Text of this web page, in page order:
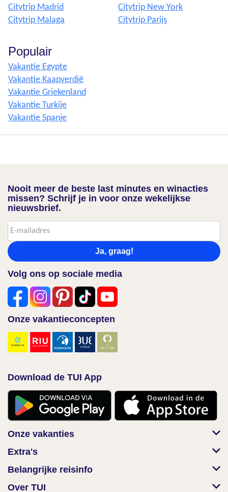
Citytrip Madrid
Citytrip Malaga
Citytrip New York
Citytrip Parijs
Populair
Vakantie Egypte
Vakantie Kaapverdië
Vakantie Griekenland
Vakantie Turkije
Vakantie Spanje
Nooit meer de beste last minutes en winacties
missen? Schrijf je in voor onze wekelijkse
nieuwsbrief.
Ja, graag!
Volg ons op sociale media
Onze vakantieconcepten
Download de TUI App
Onze vakanties
Extra's
Belangrijke reisinfo
Over TUI